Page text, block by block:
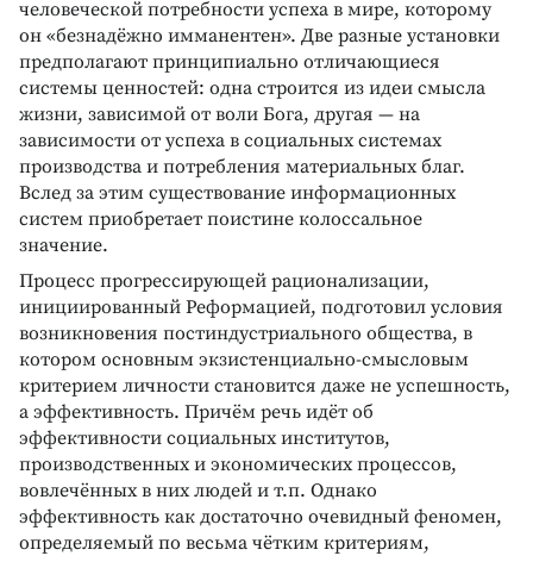
человеческой потребности успеха в мире, которому
он «безнадёжно имманентен». Две разные установки
предполагают принципиально отличающиеся
системы ценностей: одна строится из идеи смысла
жизни, зависимой от воли Бога, другая — на
зависимости от успеха в социальных системах
производства и потребления материальных благ.
Вслед за этим существование информационных
систем приобретает поистине колоссальное
значение.
Процесс прогрессирующей рационализации,
инициированный Реформацией, подготовил условия
возникновения постиндустриального общества, в
котором основным экзистенциально-смысловым
критерием личности становится даже не успешность,
а эффективность. Причём речь идёт об
эффективности социальных институтов,
производственных и экономических процессов,
вовлечённых в них людей и т.п. Однако
эффективность как достаточно очевидный феномен,
определяемый по весьма чётким критериям,